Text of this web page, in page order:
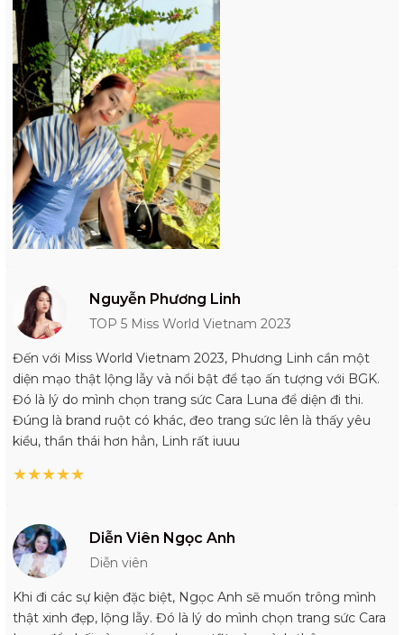
Nguyễn Phương Linh
TOP 5 Miss World Vietnam 2023
Đến với Miss World Vietnam 2023, Phương Linh cần một
diện mạo thật lộng lẫy và nổi bật để tạo ấn tượng với BGK.
Đó là lý do mình chọn trang sức Cara Luna để diện đi thi.
Đúng là brand ruột có khác, đeo trang sức lên là thấy yêu
kiều, thần thái hơn hẳn, Linh rất iuuu
★★★★★
Diễn Viên Ngọc Anh
Diễn viên
Khi đi các sự kiện đặc biệt, Ngọc Anh sẽ muốn trông mình
thật xinh đẹp, lộng lẫy. Đó là lý do mình chọn trang sức Cara